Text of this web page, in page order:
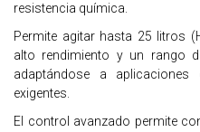
resistencia química.
Permite agitar hasta 25 litros
alto rendimiento y un rango
adaptándose a aplicaciones
exigentes.
El control avanzado permite